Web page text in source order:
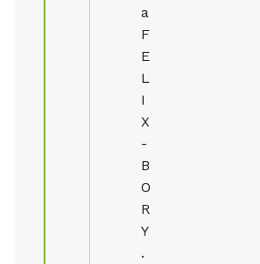
a
F
E
L
I
X
-
B
O
R
Y
.